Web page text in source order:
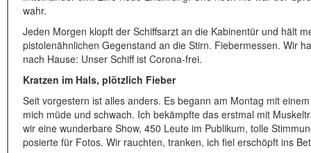
wahr.
Jeden Morgen klopft der Schiffsarzt an die Kabinentür und hält
pistolenähnlichen Gegenstand an die Stirn. Fiebermessen. Wir
nach Hause: Unser Schiff ist Corona-frei.
Kratzen im Hals, plötzlich Fieber
Seit vorgestern ist alles anders. Es begann am Montag mit
mich müde und schwach. Ich bekämpfte das erstmal mit
wir eine wunderbare Show, 450 Leute im Publikum, tolle
posierte für Fotos. Wir rauchten, tranken, ich fiel erschöpft ins